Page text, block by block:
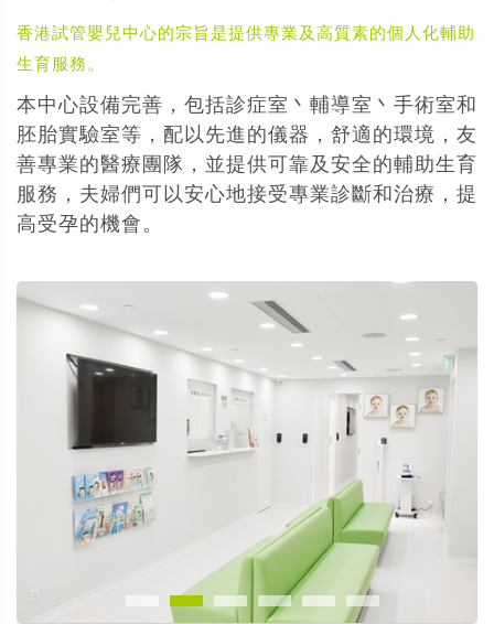
香港試管嬰兒中心的宗旨是提供專業及高質素的個人化輔助
生育服務。
本中心設備完善，包括診症室丶輔導室丶手術室和
胚胎實驗室等，配以先進的儀器，舒適的環境，友
善專業的醫療團隊，並提供可靠及安全的輔助生育
服務，夫婦們可以安心地接受專業診斷和治療，提
高受孕的機會。